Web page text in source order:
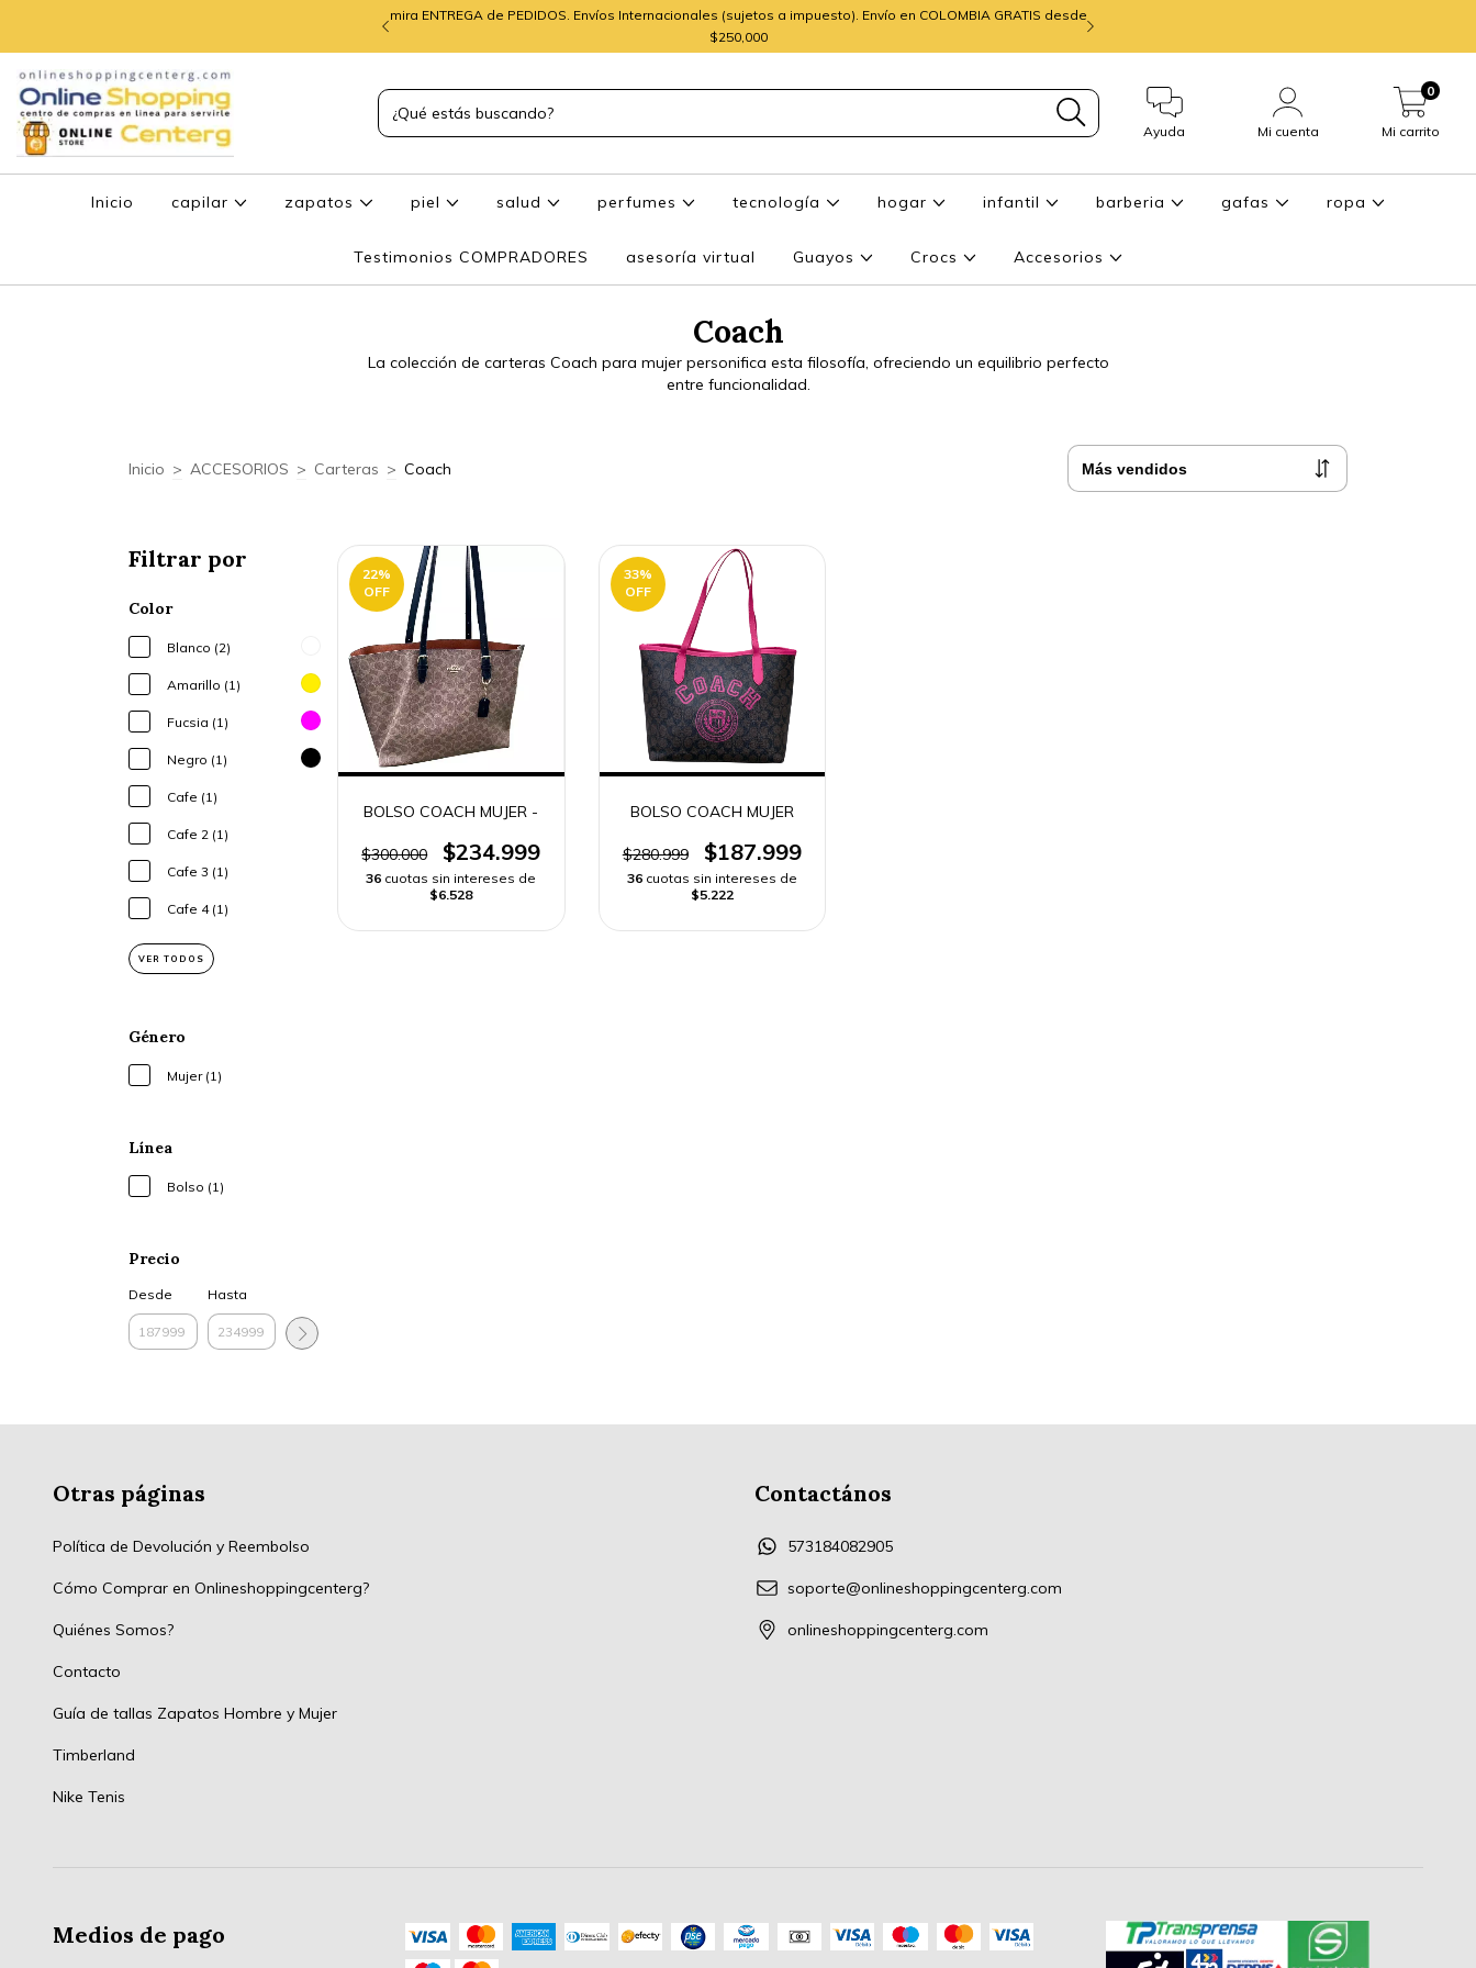
mira ENTREGA de PEDIDOS. Envíos Internacionales (sujetos a impuesto). Envío en COLOMBIA GRATIS desde
$250,000
Ayuda Mi cuenta Mi carrito
0
Inicio capilar zapatos piel salud perfumes tecnología hogar infantil barberia gafas ropa
Testimonios COMPRADORES asesoría virtual Guayos Crocs Accesorios
Coach
La colección de carteras Coach para mujer personifica esta filosofía, ofreciendo un equilibrio perfecto
entre funcionalidad.
Inicio > ACCESORIOS > Carteras > Coach
Filtrar por
Color
Blanco (2)
Amarillo (1)
Fucsia (1)
Negro (1)
Cafe (1)
Cafe 2 (1)
Cafe 3 (1)
Cafe 4 (1)
VER TODOS
Género
Mujer (1)
Línea
Bolso (1)
Precio
Desde Hasta
22%
OFF
BOLSO COACH MUJER -
$300.000 $234.999
36 cuotas sin intereses de
$6.528
33%
OFF
BOLSO COACH MUJER
$280.999 $187.999
36 cuotas sin intereses de
$5.222
Otras páginas
Política de Devolución y Reembolso
Cómo Comprar en Onlineshoppingcenterg?
Quiénes Somos?
Contacto
Guía de tallas Zapatos Hombre y Mujer
Timberland
Nike Tenis
Contactános
573184082905
soporte@onlineshoppingcenterg.com
onlineshoppingcenterg.com
Medios de pago